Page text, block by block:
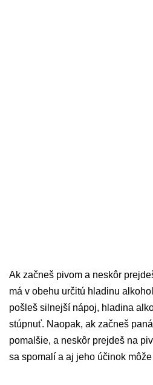
Ak začneš pivom a neskôr
má v obehu určitú hladinu
pošleš silnejší nápoj, hladina
stúpnuť. Naopak, ak začneš
pomalšie, a neskôr prejdeš na
sa spomalí a aj jeho účinok